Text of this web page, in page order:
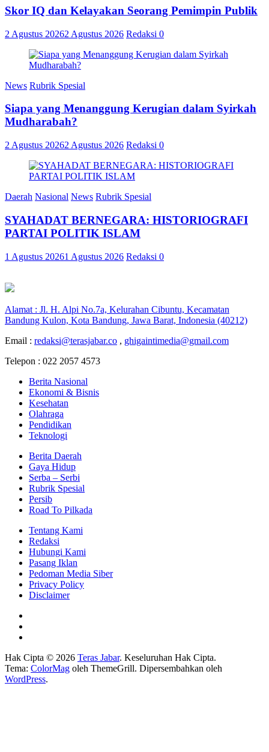
Skor IQ dan Kelayakan Seorang Pemimpin Publik
2 Agustus 20262 Agustus 2026 Redaksi 0
News Rubrik Spesial
Siapa yang Menanggung Kerugian dalam Syirkah
Mudharabah?
2 Agustus 20262 Agustus 2026 Redaksi 0
Daerah Nasional News Rubrik Spesial
SYAHADAT BERNEGARA: HISTORIOGRAFI
PARTAI POLITIK ISLAM
1 Agustus 20261 Agustus 2026 Redaksi 0
Alamat : Jl. H. Alpi No.7a, Kelurahan Cibuntu, Kecamatan
Bandung Kulon, Kota Bandung, Jawa Barat, Indonesia (40212)
Email : redaksi@terasjabar.co , ghigaintimedia@gmail.com
Telepon : 022 2057 4573
Berita Nasional
Ekonomi & Bisnis
Kesehatan
Olahraga
Pendidikan
Teknologi
Berita Daerah
Gaya Hidup
Serba – Serbi
Rubrik Spesial
Persib
Road To Pilkada
Tentang Kami
Redaksi
Hubungi Kami
Pasang Iklan
Pedoman Media Siber
Privacy Policy
Disclaimer
Hak Cipta © 2026 Teras Jabar. Keseluruhan Hak Cipta.
Tema: ColorMag oleh ThemeGrill. Dipersembahkan oleh
WordPress.